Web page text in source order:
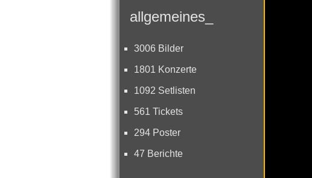
allgemeines_
3006 Bilder
1801 Konzerte
1092 Setlisten
561 Tickets
294 Poster
47 Berichte